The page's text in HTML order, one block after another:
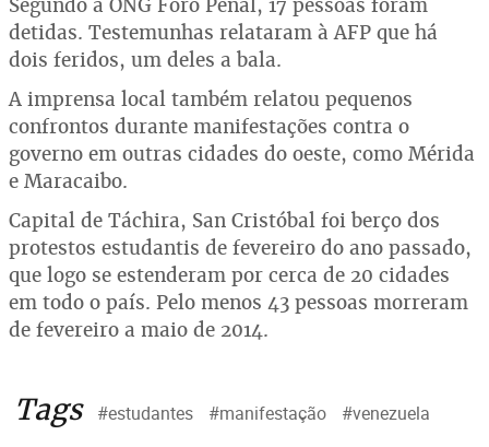
detidas. Testemunhas relataram à AFP que há
dois feridos, um deles a bala.
A imprensa local também relatou pequenos
confrontos durante manifestações contra o
governo em outras cidades do oeste, como Mérida
e Maracaibo.
Capital de Táchira, San Cristóbal foi berço dos
protestos estudantis de fevereiro do ano passado,
que logo se estenderam por cerca de 20 cidades
em todo o país. Pelo menos 43 pessoas morreram
de fevereiro a maio de 2014.
Tags #estudantes #manifestação #venezuela